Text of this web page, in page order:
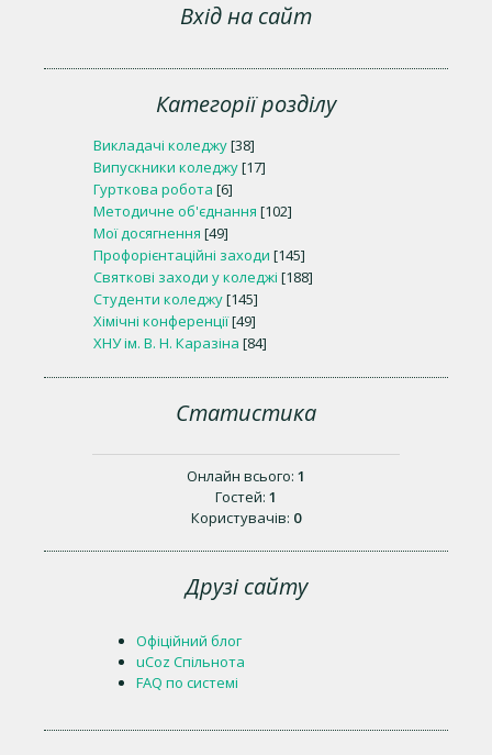
Вхід на сайт
Категорії розділу
Викладачі коледжу[38]
Випускники коледжу[17]
Гурткова робота [6]
Методичне об'єднання [102]
Мої досягнення [49]
Профорієнтаційні заходи [145]
Святкові заходи у коледжі [188]
Студенти коледжу[145]
Хімічні конференції[49]
ХНУ ім. В. Н. Каразіна [84]
Статистика
Онлайн всього: 1
Гостей: 1
Користувачів: 0
Друзі сайту
Офіційний блог
uCoz Спільнота
FAQ по системі